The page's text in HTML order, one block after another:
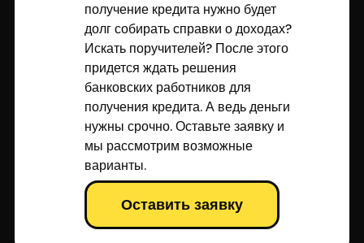
получение кредита нужно будет
долг собирать справки о доходах?
Искать поручителей? После этого
придется ждать решения
банковских работников для
получения кредита. А ведь деньги
нужны срочно. Оставьте заявку и
мы рассмотрим возможные
варианты.
Оставить заявку